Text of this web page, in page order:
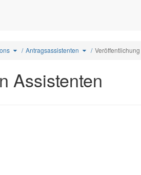
Schalte
den
Verzeichnisbaum
unter
Antragsassistenten Schalte
den
Verzeichnisbaum
unter
Assistenten